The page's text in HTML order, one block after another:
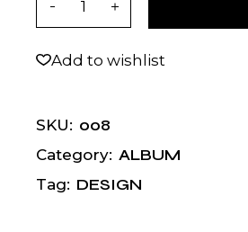
Add to wishlist
SKU: 008
Category: ALBUM
Tag: DESIGN